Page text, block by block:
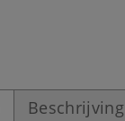
Beschrijving